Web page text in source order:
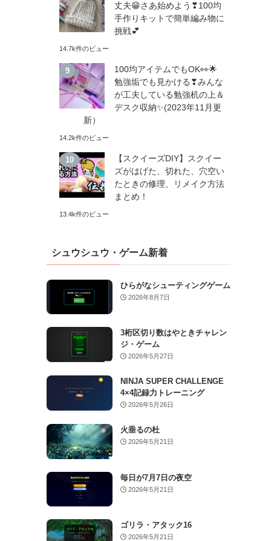
丈夫😁さあ始めよう❣100均
手作りキットで簡単編み物に
挑戦💕
14.7k件のビュー
100均アイテムでもOK👀🌟
勉強垢でも見かける❣みんな
が工夫している勉強机の上＆
デスク収納✨(2023年11月更
新）
14.2k件のビュー
【スクイーズDIY】スクイー
ズがはげた、切れた、穴空い
たときの修理、リメイク方法
まとめ！
13.4k件のビュー
シュウシュウ・ゲーム新着
ひらがなシューティングゲーム
2026年8月7日
3桁区切り数はやときチャレン
ジ・ゲーム
2026年5月27日
NINJA SUPER CHALLENGE
4×4記録力トレーニング
2026年5月26日
火垂るの杜
2026年5月21日
毎日が7月7日の夜空
2026年5月21日
ゴリラ・アタック16
2026年5月21日